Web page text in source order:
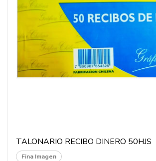
TALONARIO RECIBO DINERO 50HJS
Fina Imagen